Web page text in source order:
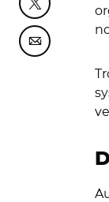
Partager
Partager